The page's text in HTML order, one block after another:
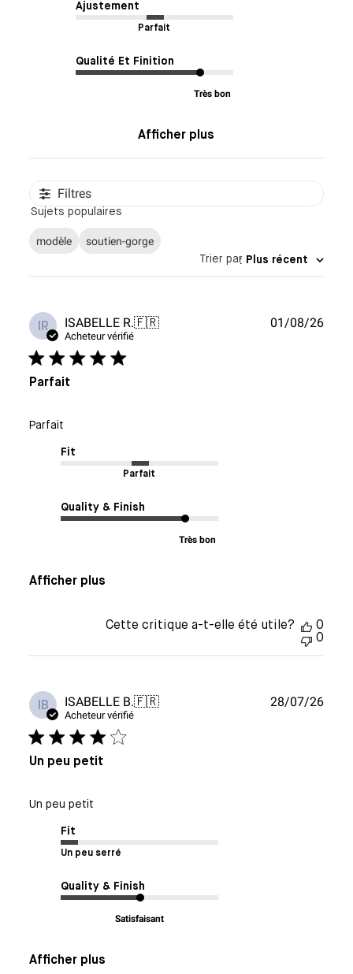
Ajustement
Parfait
Qualité Et Finition
Très bon
Afficher plus
Filtres
Sujets populaires
modèle soutien-gorge
Trier par: Plus récent
IR ISABELLE R.🇫🇷
Acheteur vérifié
Parfait
Parfait
Fit
Parfait
Quality & Finish
Très bon
Afficher plus
Date
01/08/26
Cette critique a-t-elle été utile?
0
0
IB ISABELLE B.🇫🇷
Acheteur vérifié
Un peu petit
Un peu petit
Fit
Un peu serré
Quality & Finish
Satisfaisant
Afficher plus
Date
28/07/26